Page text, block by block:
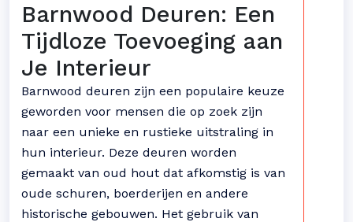
Barnwood Deuren: Een
Tijdloze Toevoeging aan
Je Interieur
Barnwood deuren zijn een populaire keuze
geworden voor mensen die op zoek zijn
naar een unieke en rustieke uitstraling in
hun interieur. Deze deuren worden
gemaakt van oud hout dat afkomstig is van
oude schuren, boerderijen en andere
historische gebouwen. Het gebruik van